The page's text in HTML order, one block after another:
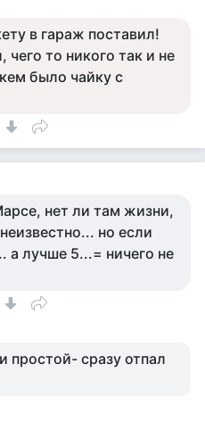
в гараж поставил!
то никого так и не
было чайку с
нет ли там жизни,
но если
а лучше 5...= ничего не
простой- сразу отпал